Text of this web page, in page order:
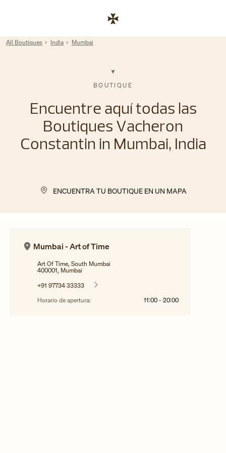
Enlace al sitio web corporativo
Return to Nav
All Boutiques India Mumbai
BOUTIQUE
Encuentre aquí todas las
Boutiques Vacheron
Constantin in Mumbai, India
ENCUENTRA TU BOUTIQUE EN UN MAPA
Mumbai - Art of Time
Art Of Time, South Mumbai
400001, Mumbai
+91 97734 33333
Horario de apertura:
11:00 - 20:00